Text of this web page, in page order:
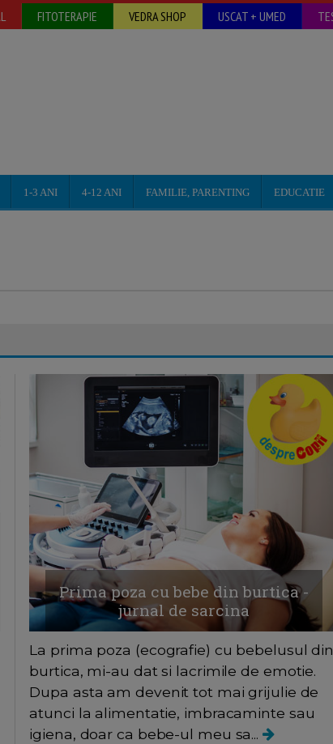
FITOTERAPIE VEDRA SHOP USCAT + UMED
1-3 ANI 4-12 ANI FAMILIE, PARENTING EDUCATIE
Prima poza cu bebe din burtica -
jurnal de sarcina
La prima poza (ecografie) cu bebelusul din
burtica, mi-au dat si lacrimile de emotie.
Dupa asta am devenit tot mai grijulie de
atunci la alimentatie, imbracaminte sau
igiena, doar ca bebe-ul meu sa...